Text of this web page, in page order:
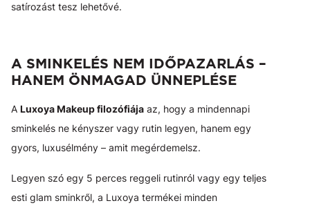
satírozást tesz lehetővé.
A SMINKELÉS NEM IDŐPAZARLÁS –
HANEM ÖNMAGAD ÜNNEPLÉSE
A Luxoya Makeup filozófiája az, hogy a mindennapi
sminkelés ne kényszer vagy rutin legyen, hanem egy
gyors, luxusélmény – amit megérdemelsz.
Legyen szó egy 5 perces reggeli rutinról vagy egy teljes
esti glam sminkről, a Luxoya termékei minden